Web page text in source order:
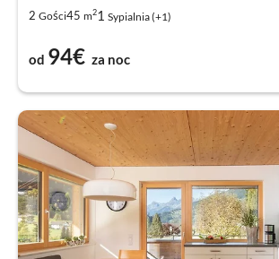
2 Gości45 m21 Sypialnia (+1)
od 94€ za noc